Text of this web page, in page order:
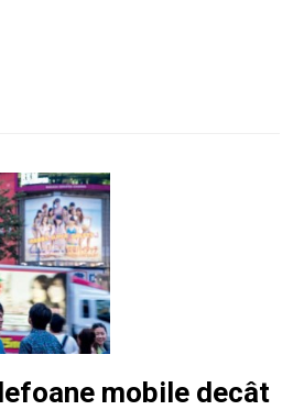
mobile decât